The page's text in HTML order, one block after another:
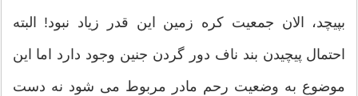
بپیچد، الان جمعیت کره زمین این قدر زیاد نبود! البته
احتمال پیچیدن بند ناف دور گردن جنین وجود دارد اما این
موضوع به وضعیت رحم مادر مربوط می شود نه دست